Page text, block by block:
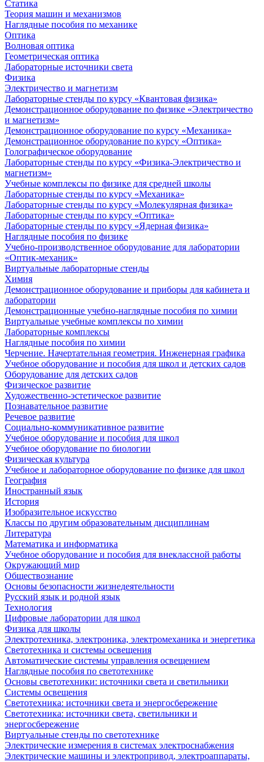
Статика
Теория машин и механизмов
Наглядные пособия по механике
Оптика
Волновая оптика
Геометрическая оптика
Лабораторные источники света
Физика
Электричество и магнетизм
Лабораторные стенды по курсу «Квантовая физика»
Демонстрационное оборудование по физике «Электричество
и магнетизм»
Демонстрационное оборудование по курсу «Механика»
Демонстрационное оборудование по курсу «Оптика»
Голографическое оборудование
Лабораторные стенды по курсу «Физика-Электричество и
магнетизм»
Учебные комплексы по физике для средней школы
Лабораторные стенды по курсу «Механика»
Лабораторные стенды по курсу «Молекулярная физика»
Лабораторные стенды по курсу «Оптика»
Лабораторные стенды по курсу «Ядерная физика»
Наглядные пособия по физике
Учебно-производственное оборудование для лаборатории
«Оптик-механик»
Виртуальные лабораторные стенды
Химия
Демонстрационное оборудование и приборы для кабинета и
лаборатории
Демонстрационные учебно-наглядные пособия по химии
Виртуальные учебные комплексы по химии
Лабораторные комплексы
Наглядные пособия по химии
Черчение. Начертательная геометрия. Инженерная графика
Учебное оборудование и пособия для школ и детских садов
Оборудование для детских садов
Физическое развитие
Художественно-эстетическое развитие
Познавательное развитие
Речевое развитие
Социально-коммуникативное развитие
Учебное оборудование и пособия для школ
Учебное оборудование по биологии
Физическая культура
Учебное и лабораторное оборудование по физике для школ
География
Иностранный язык
История
Изобразительное искусство
Классы по другим образовательным дисциплинам
Литература
Математика и информатика
Учебное оборудование и пособия для внеклассной работы
Окружающий мир
Обществознание
Основы безопасности жизнедеятельности
Русский язык и родной язык
Технология
Цифровые лаборатории для школ
Физика для школы
Электротехника, электроника, электромеханика и энергетика
Светотехника и системы освещения
Автоматические системы управления освещением
Наглядные пособия по светотехнике
Основы светотехники: источники света и светильники
Системы освещения
Светотехника: источники света и энергосбережение
Светотехника: источники света, светильники и
энергосбережение
Виртуальные стенды по светотехнике
Электрические измерения в системах электроснабжения
Электрические машины и электропривод, электроаппараты,